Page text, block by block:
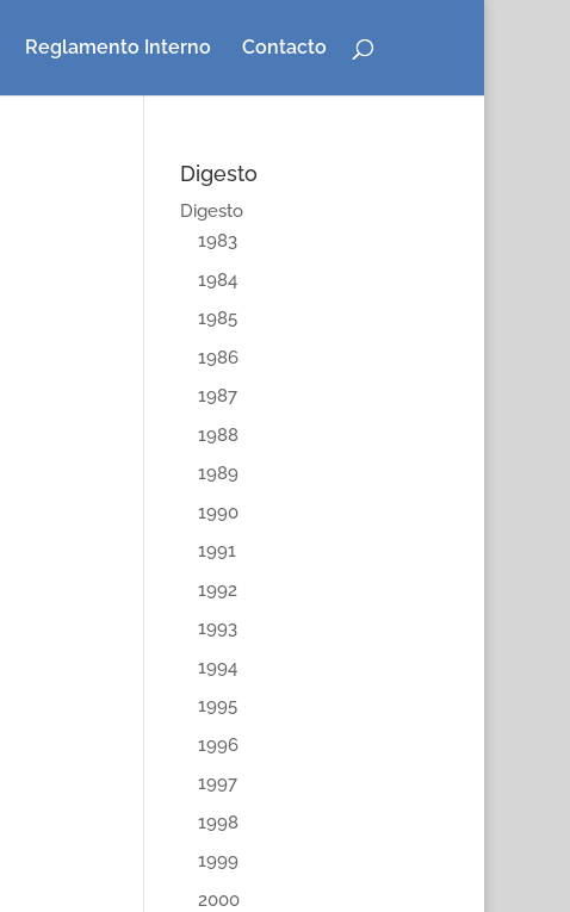
Reglamento Interno Contacto
Digesto
Digesto
1983
1984
1985
1986
1987
1988
1989
1990
1991
1992
1993
1994
1995
1996
1997
1998
1999
2000